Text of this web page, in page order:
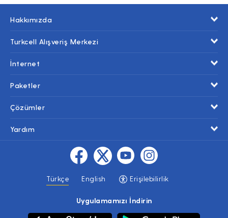
Hakkımızda
Turkcell Alışveriş Merkezi
İnternet
Paketler
Çözümler
Yardım
Türkçe English Erişilebilirlik
Uygulamamızı İndirin